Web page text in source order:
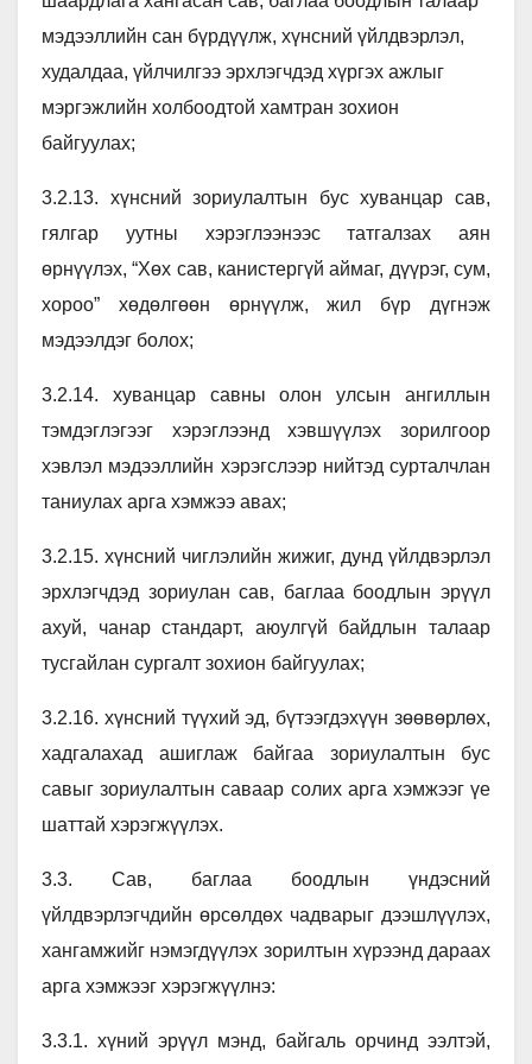
мэдээллийн сан бүрдүүлж, хүнсний үйлдвэрлэл,
худалдаа, үйлчилгээ эрхлэгчдэд хүргэх ажлыг
мэргэжлийн холбоодтой хамтран зохион
байгуулах;
3.2.13. хүнсний зориулалтын бус хуванцар сав,
гялгар уутны хэрэглээнээс татгалзах аян
өрнүүлэх, “Хөх сав, канистергүй аймаг, дүүрэг, сум,
хороо” хөдөлгөөн өрнүүлж, жил бүр дүгнэж
мэдээлдэг болох;
3.2.14. хуванцар савны олон улсын ангиллын
тэмдэглэгээг хэрэглээнд хэвшүүлэх зорилгоор
хэвлэл мэдээллийн хэрэгслээр нийтэд сурталчлан
таниулах арга хэмжээ авах;
3.2.15. хүнсний чиглэлийн жижиг, дунд үйлдвэрлэл
эрхлэгчдэд зориулан сав, баглаа боодлын эрүүл
ахуй, чанар стандарт, аюулгүй байдлын талаар
тусгайлан сургалт зохион байгуулах;
3.2.16. хүнсний түүхий эд, бүтээгдэхүүн зөөвөрлөх,
хадгалахад ашиглаж байгаа зориулалтын бус
савыг зориулалтын саваар солих арга хэмжээг үе
шаттай хэрэгжүүлэх.
3.3. Сав, баглаа боодлын үндэсний
үйлдвэрлэгчдийн өрсөлдөх чадварыг дээшлүүлэх,
хангамжийг нэмэгдүүлэх зорилтын хүрээнд дараах
арга хэмжээг хэрэгжүүлнэ:
3.3.1. хүний эрүүл мэнд, байгаль орчинд ээлтэй,